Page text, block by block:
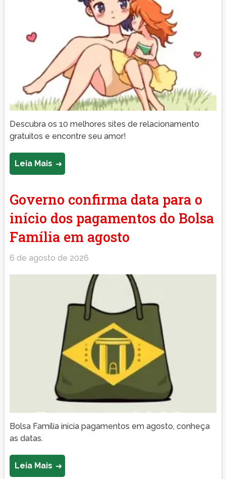
Descubra os 10 melhores sites de relacionamento
gratuitos e encontre seu amor!
Leia Mais
Governo confirma data para o
início dos pagamentos do Bolsa
Família em agosto
6 de agosto de 2026
Bolsa Família inicia pagamentos em agosto, conheça
as datas.
Leia Mais